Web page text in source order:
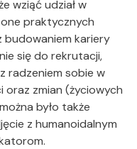
wziąć udział w
praktycznych
budowaniem kariery
się do rekrutacji,
radzeniem sobie w
oraz zmian (życiowych
było także
z humanoidalnym